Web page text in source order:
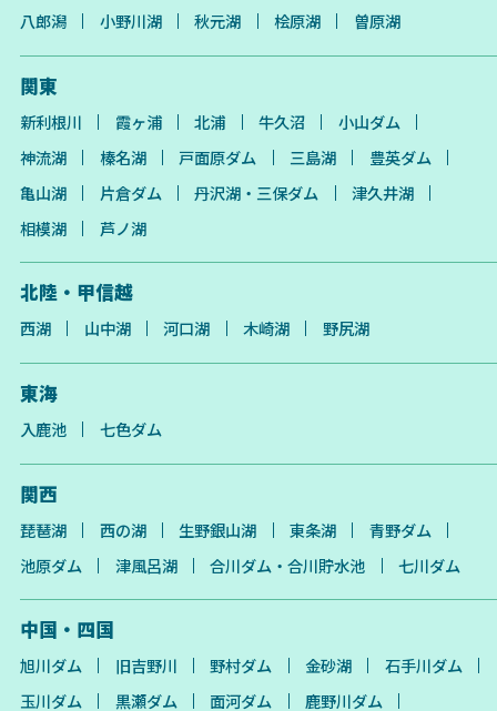
八郎潟 小野川湖 秋元湖 桧原湖 曽原湖
関東
新利根川 霞ヶ浦 北浦 牛久沼
小山ダム
神流湖
榛名湖 戸面原ダム 三島湖
豊英ダム
亀山湖
片倉ダム 丹沢湖・三保ダム
津久井湖
相模湖
芦ノ湖
北陸・甲信越
西湖 山中湖 河口湖 木崎湖 野尻湖
東海
入鹿池 七色ダム
関西
琵琶湖 西の湖 生野銀山湖 東条湖
青野ダム
池原ダム
津風呂湖 合川ダム・合川貯水池 七川ダム
中国・四国
旭川ダム 旧吉野川 野村ダム 金砂湖
石手川ダム
玉川ダム
黒瀬ダム 面河ダム
鹿野川ダム